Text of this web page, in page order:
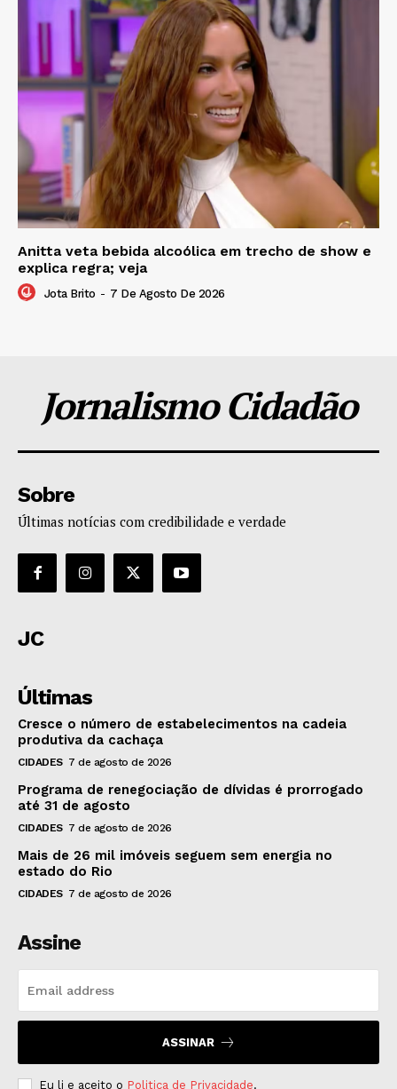
Anitta veta bebida alcoólica em trecho de show e
explica regra; veja
Jota Brito - 7 De Agosto De 2026
Jornalismo Cidadão
Sobre
Últimas notícias com credibilidade e verdade
JC
Últimas
Cresce o número de estabelecimentos na cadeia
produtiva da cachaça
CIDADES 7 de agosto de 2026
Programa de renegociação de dívidas é prorrogado
até 31 de agosto
CIDADES 7 de agosto de 2026
Mais de 26 mil imóveis seguem sem energia no
estado do Rio
CIDADES 7 de agosto de 2026
Assine
ASSINAR
Eu li e aceito o Politica de Privacidade.